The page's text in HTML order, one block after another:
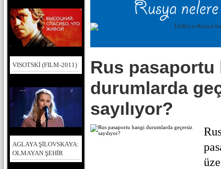
VISOTSKİ (FILM-2011)
AGLAYA ŞİLOVSKAYA:
OLMAYAN ŞEHİR
Rus pasaportu
durumlarda
sayılıyor?